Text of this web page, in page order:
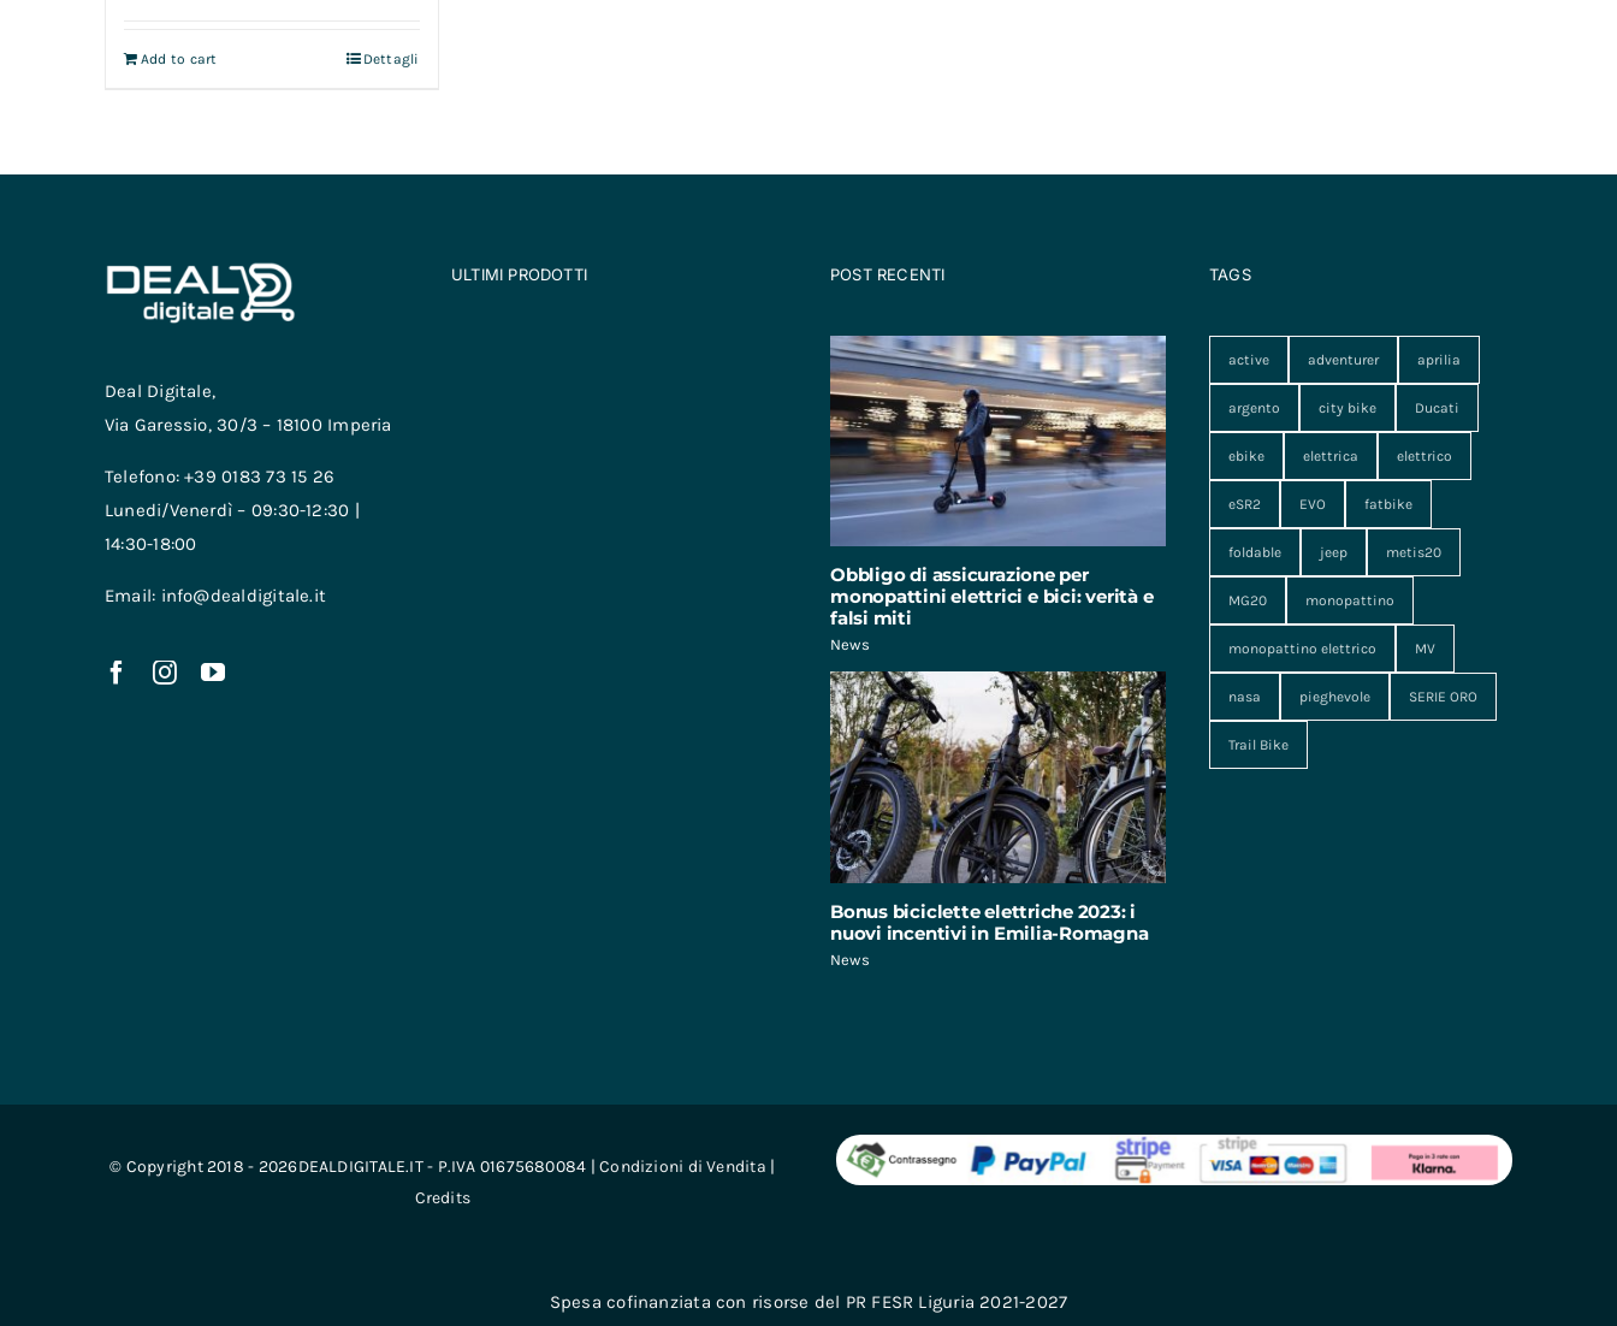
Add to cart Dettagli
Deal Digitale,
Via Garessio, 30/3 – 18100 Imperia
Telefono: +39 0183 73 15 26
Lunedi/Venerdì – 09:30-12:30 |
14:30-18:00
Email: info@dealdigitale.it
ULTIMI PRODOTTI POST RECENTI
Obbligo di assicurazione per
monopattini elettrici e bici: verità e
falsi miti
News
Bonus biciclette elettriche 2023: i
nuovi incentivi in Emilia-Romagna
News
TAGS
active adventurer aprilia
argento city bike Ducati
ebike elettrica elettrico
eSR2 EVO fatbike
foldable jeep metis20
MG20 monopattino
monopattino elettrico MV
nasa pieghevole SERIE ORO
Trail Bike
© Copyright 2018 - 2026DEALDIGITALE.IT - P.IVA 01675680084 |Condizioni di Vendita |
Credits
Spesa cofinanziata con risorse del PR FESR Liguria 2021-2027